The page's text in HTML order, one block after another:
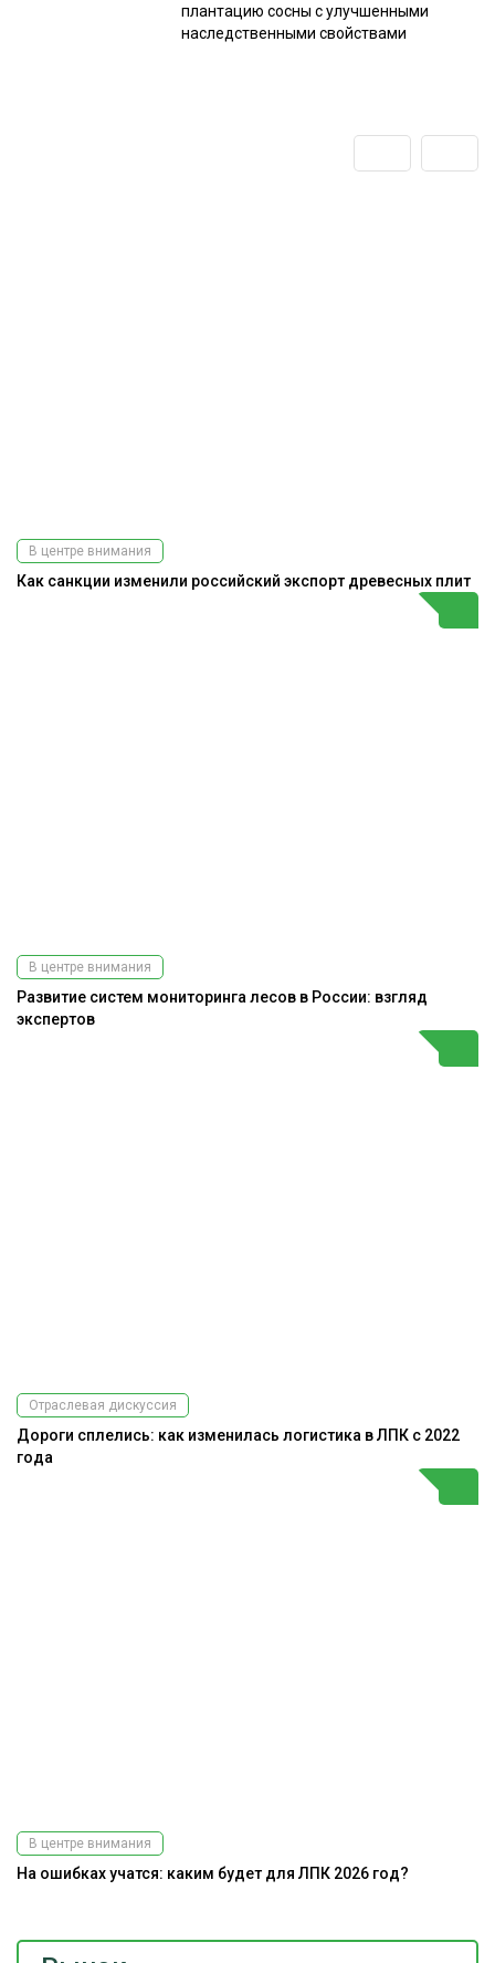
плантацию сосны с улучшенными
наследственными свойствами
В центре внимания
Как санкции изменили российский экспорт древесных плит
В центре внимания
Развитие систем мониторинга лесов в России: взгляд
экспертов
Отраслевая дискуссия
Дороги сплелись: как изменилась логистика в ЛПК с 2022
года
В центре внимания
На ошибках учатся: каким будет для ЛПК 2026 год?